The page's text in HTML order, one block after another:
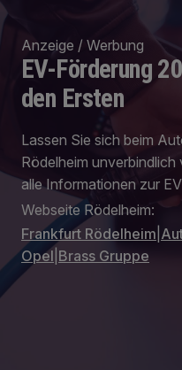
Anzeige / Werbung
EV-Förderung
den Ersten
Lassen Sie sich beim
Rödelheim
alle Informationen zur
Webseite Rödelheim:
Frankfurt Rödelheim
Opel Brass Gruppe